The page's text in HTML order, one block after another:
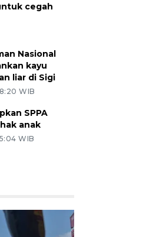
cegah
Nasional
kayu
liar di Sigi
WIB
SPPA
anak
WIB